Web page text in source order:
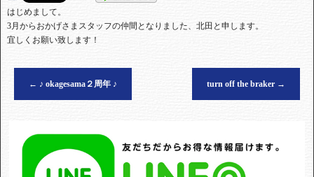
はじめまして。
3月からおかげさまスタッフの仲間となりました、北田と申します。
宜しくお願い致します！
← ♪ okagesama２周年 ♪ turn off the braker →